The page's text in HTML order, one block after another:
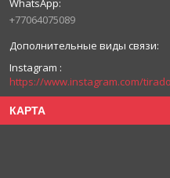
+77064075089
Instagram
https://www.instagram.com/
КАРТА